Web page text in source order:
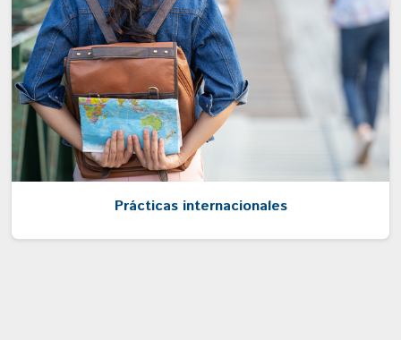
Prácticas internacionales